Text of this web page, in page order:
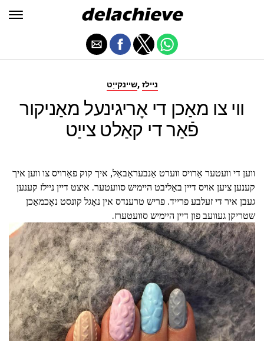
שיינקייַט, ניילז
ווי צו מאַכן די אָריגינעל מאַניקור
פֿאַר די קאַלט צייַט
ווען די וועטער אַרויס ווערט אַנבעראַבאַל, איך קוק פאָרויס צו ווען איך
קענען ציען אויס דיין באַליבט היימיש סוועטער. איצט דיין ניילז קענען
געבן איר די זעלבע פרייד. פריש טרענדס אין נאָגל קונסט נאָכמאַכן
שטריקן געוועב פון דיין היימיש סוועטערז.